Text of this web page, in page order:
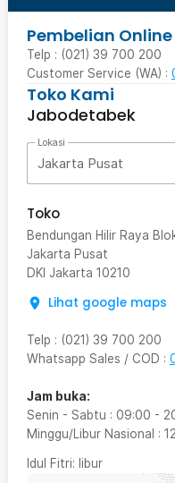
Pembelian Online
Telp : (021) 39 700 200
Customer Service (WA) :
Toko Kami
Jabodetabek
Lokasi
Jakarta Pusat
Toko
Bendungan Hilir Raya
Jakarta Pusat
DKI Jakarta 10210
Lihat google maps
Telp : (021) 39 700 200
Whatsapp Sales / COD :
Jam buka:
Senin - Sabtu : 09:00 -
Minggu/Libur Nasional :
Idul Fitri: libur